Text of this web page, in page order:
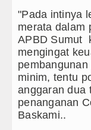
"Pada intinya
merata dalam
APBD Sumut
mengingat
minim, tentu
anggaran dua
penanganan
Baskami..